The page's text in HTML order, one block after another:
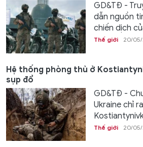
GD&TĐ -
dẫn nguồn
chiến dịch
Thế giới 20/
Hệ thống phòng thủ ở
sụp đổ
GD&TĐ -
Ukraine chỉ
Thế giới 20/